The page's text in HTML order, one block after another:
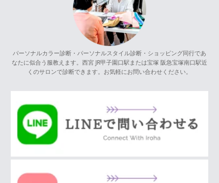
パーソナルカラー診断・パーソナルスタイル診断・ショッピング同行であ
なたに似合う服教えます。西宮 JR甲子園口駅または宝塚 阪急宝塚南口駅近
くのサロンで診断できます。お気軽にお問い合わせください。